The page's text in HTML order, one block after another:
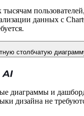
данных с
столбчатую
диаграммы и
дизайна не